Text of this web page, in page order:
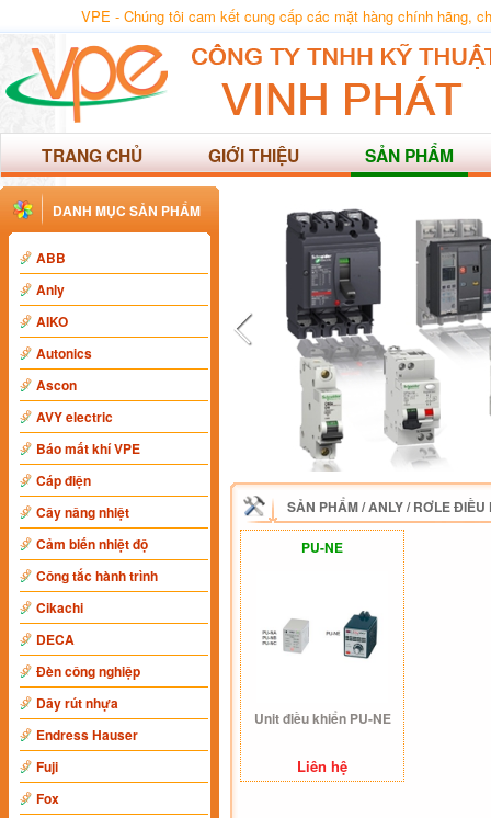
VPE - Chúng tôi cam kết cung cấp các mặt hàng chính hãng,
TRANG CHỦ GIỚI THIỆU SẢN PHẨM
DANH MỤC SẢN PHẨM
ABB
Anly
AIKO
Autonics
Ascon
AVY electric
Báo mất khí VPE
Cáp điện
Cây nâng nhiệt
Cảm biến nhiệt độ
Công tắc hành trình
Cikachi
DECA
Đèn công nghiệp
Dây rút nhựa
Endress Hauser
Fuji
Fox
SẢN PHẨM/ANLY/RƠLE ĐIỀU
PU-NE
Unit điều khiển PU-NE
Liên hệ